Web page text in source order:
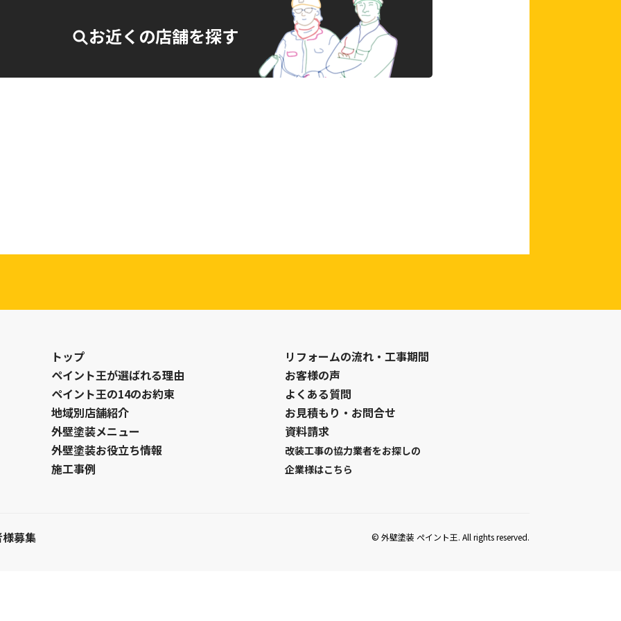
お近くの店舗を探す
トップ
ペイント王が選ばれる理由
ペイント王の14のお約束
地域別店舗紹介
外壁塗装メニュー
外壁塗装お役立ち情報
施工事例
リフォームの流れ・工事期間
お客様の声
よくある質問
お見積もり・お問合せ
資料請求
改装工事の協力業者をお探しの
企業様はこちら
募集 © 外壁塗装 ぺイント王. All rights reserved.